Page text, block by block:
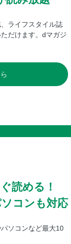
ライフスタイル誌
だけます。dマガジ
読める！
コンも対応
ソコンなど最大10